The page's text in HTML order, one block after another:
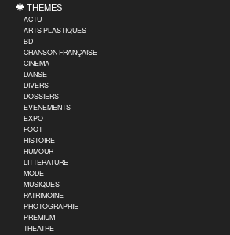
THEMES
ACTU
ARTS PLASTIQUES
BD
CHANSON FRANÇAISE
CINEMA
DANSE
DIVERS
DOSSIERS
EVENEMENTS
EXPO
FOOT
HISTOIRE
HUMOUR
LITTERATURE
MODE
MUSIQUES
PATRIMOINE
PHOTOGRAPHIE
PREMIUM
THEATRE